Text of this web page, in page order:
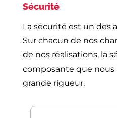
Sécurité
La sécurité est un des
Sur chacun de nos
de nos réalisations, la
composante que nous
grande rigueur.